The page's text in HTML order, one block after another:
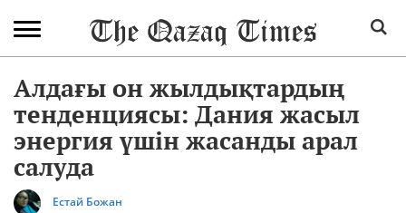
Алдағы он жылдықтардың
тенденциясы: Дания жасыл
энергия үшін жасанды арал
салуда
Естай Божан